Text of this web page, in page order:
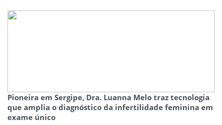
Pioneira em Sergipe, Dra. Luanna Melo traz tecnologia
que amplia o diagnóstico da infertilidade feminina em
exame único